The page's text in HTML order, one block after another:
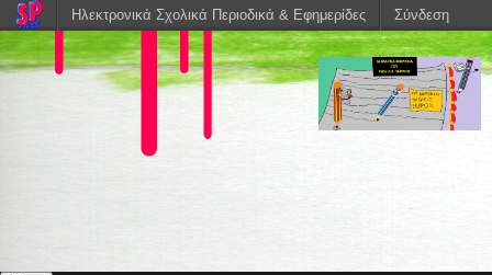
Ηλεκτρονικά Σχολικά Περιοδικά & Εφημερίδες Σύνδεση